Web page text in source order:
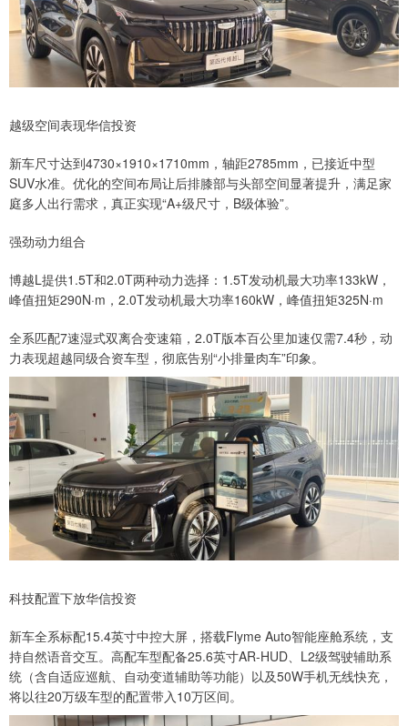
越级空间表现华信投资
新车尺寸达到4730×1910×1710mm，轴距2785mm，已接近中型
SUV水准。优化的空间布局让后排膝部与头部空间显著提升，满足家
庭多人出行需求，真正实现“A+级尺寸，B级体验”。
强劲动力组合
博越L提供1.5T和2.0T两种动力选择：1.5T发动机最大功率133kW，
峰值扭矩290N·m，2.0T发动机最大功率160kW，峰值扭矩325N·m
全系匹配7速湿式双离合变速箱，2.0T版本百公里加速仅需7.4秒，动
力表现超越同级合资车型，彻底告别“小排量肉车”印象。
科技配置下放华信投资
新车全系标配15.4英寸中控大屏，搭载Flyme Auto智能座舱系统，支
持自然语音交互。高配车型配备25.6英寸AR-HUD、L2级驾驶辅助系
统（含自适应巡航、自动变道辅助等功能）以及50W手机无线快充，
将以往20万级车型的配置带入10万区间。